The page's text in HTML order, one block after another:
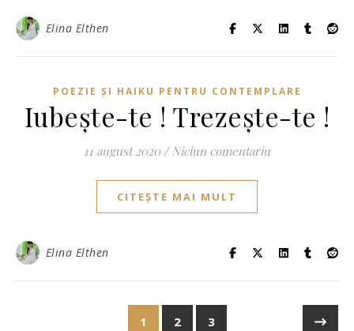
Elina Elthen
POEZIE ȘI HAIKU PENTRU CONTEMPLARE
Iubește-te ! Trezește-te !
11 august 2020 / Niciun comentariu
CITEȘTE MAI MULT
Elina Elthen
1 2 3